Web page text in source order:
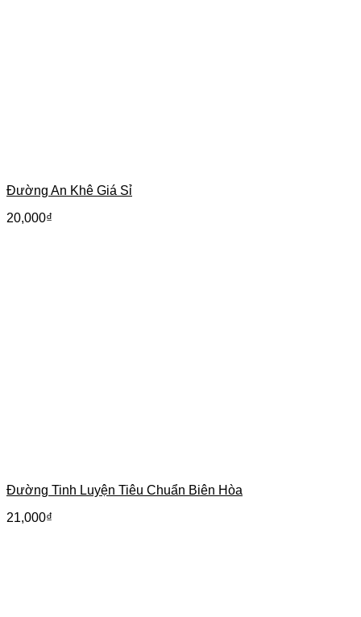
Đường An Khê Giá Sỉ
20,000₫
Đường Tinh Luyện Tiêu Chuẩn Biên Hòa
21,000₫